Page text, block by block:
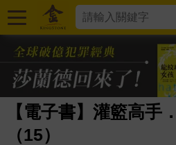
【電子書】灌籃高手
（15）